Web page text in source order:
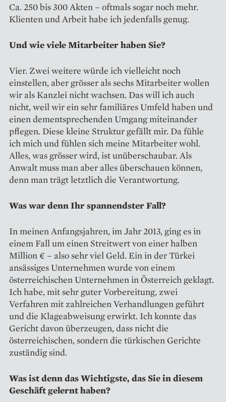
Ca. 250 bis 300 Akten – oftmals sogar noch mehr.
Klienten und Arbeit habe ich jedenfalls genug.
Und wie viele Mitarbeiter haben Sie?
Vier. Zwei weitere würde ich vielleicht noch
einstellen, aber grösser als sechs Mitarbeiter wollen
wir als Kanzlei nicht wachsen. Das will ich auch
nicht, weil wir ein sehr familiäres Umfeld haben und
einen dementsprechenden Umgang miteinander
pflegen. Diese kleine Struktur gefällt mir. Da fühle
ich mich und fühlen sich meine Mitarbeiter wohl.
Alles, was grösser wird, ist unüberschaubar. Als
Anwalt muss man aber alles überschauen können,
denn man trägt letztlich die Verantwortung.
Was war denn Ihr spannendster Fall?
In meinen Anfangsjahren, im Jahr 2013, ging es in
einem Fall um einen Streitwert von einer halben
Million € – also sehr viel Geld. Ein in der Türkei
ansässiges Unternehmen wurde von einem
österreichischen Unternehmen in Österreich geklagt.
Ich habe, mit sehr guter Vorbereitung, zwei
Verfahren mit zahlreichen Verhandlungen geführt
und die Klageabweisung erwirkt. Ich konnte das
Gericht davon überzeugen, dass nicht die
österreichischen, sondern die türkischen Gerichte
zuständig sind.
Was ist denn das Wichtigste, das Sie in diesem
Geschäft gelernt haben?